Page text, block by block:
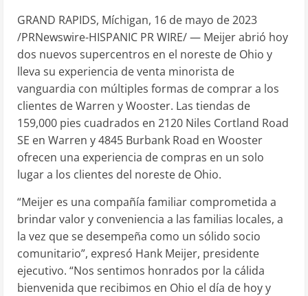
GRAND RAPIDS, Míchigan, 16 de mayo de 2023
/PRNewswire-HISPANIC PR WIRE/ — Meijer abrió hoy
dos nuevos supercentros en el noreste de Ohio y
lleva su experiencia de venta minorista de
vanguardia con múltiples formas de comprar a los
clientes deWarren yWooster. Las tiendas de
159,000 pies cuadrados en 2120 Niles Cortland Road
SE en Warren y 4845 Burbank Road en Wooster
ofrecen una experiencia de compras en un solo
lugar a los clientes del noreste de Ohio.
“Meijer es una compañía familiar comprometida a
brindar valor y conveniencia a las familias locales, a
la vez que se desempeña como un sólido socio
comunitario”, expresó Hank Meijer, presidente
ejecutivo. “Nos sentimos honrados por la cálida
bienvenida que recibimos en Ohio el día de hoy y